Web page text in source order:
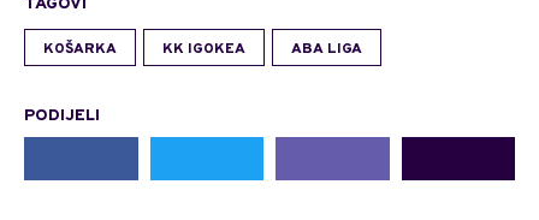
KOŠARKA KK IGOKEA ABA LIGA
PODIJELI